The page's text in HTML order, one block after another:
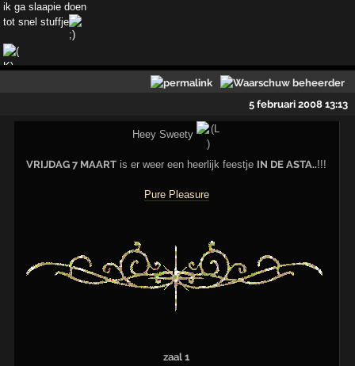
ik ga slaapie doen
tot snel stuffje
5 februari 2008 13:13
Heey Sweety
VRIJDAG 7 MAART is er weer een heerlijk feestje IN DE ASTA..!!!
Pure Pleasure
zaal 1